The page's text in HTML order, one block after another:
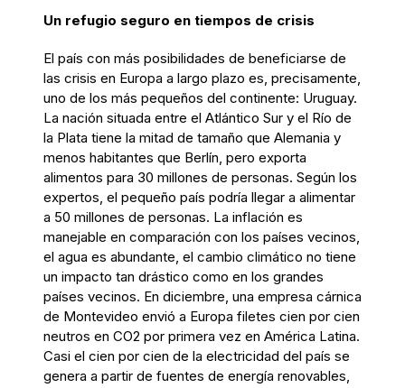
Un refugio seguro en tiempos de crisis
El país con más posibilidades de beneficiarse de
las crisis en Europa a largo plazo es, precisamente,
uno de los más pequeños del continente: Uruguay.
La nación situada entre el Atlántico Sur y el Río de
la Plata tiene la mitad de tamaño que Alemania y
menos habitantes que Berlín, pero exporta
alimentos para 30 millones de personas. Según los
expertos, el pequeño país podría llegar a alimentar
a 50 millones de personas. La inflación es
manejable en comparación con los países vecinos,
el agua es abundante, el cambio climático no tiene
un impacto tan drástico como en los grandes
países vecinos. En diciembre, una empresa cárnica
de Montevideo envió a Europa filetes cien por cien
neutros en CO2 por primera vez en América Latina.
Casi el cien por cien de la electricidad del país se
genera a partir de fuentes de energía renovables,